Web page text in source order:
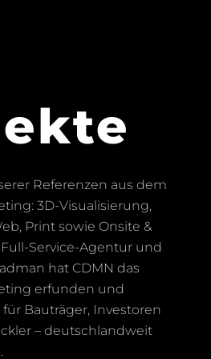
Referenzen aus dem
3D-Visualisierung,
Print sowie Onsite &
Service-Agentur und
hat CDMN das
erfunden und
Bauträger, Investoren
– deutschlandweit